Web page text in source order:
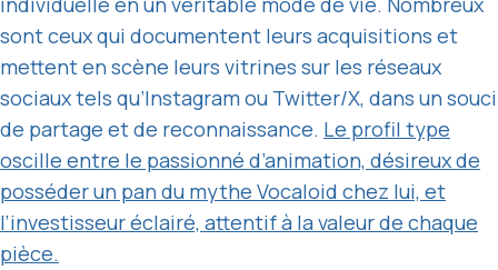
sont ceux qui documentent leurs acquisitions et
mettent en scène leurs vitrines sur les réseaux
sociaux tels qu’Instagram ou Twitter/X, dans un souci
de partage et de reconnaissance. Le profil type
oscille entre le passionné d’animation, désireux de
posséder un pan du mythe Vocaloid chez lui, et
l’investisseur éclairé, attentif à la valeur de chaque
pièce.